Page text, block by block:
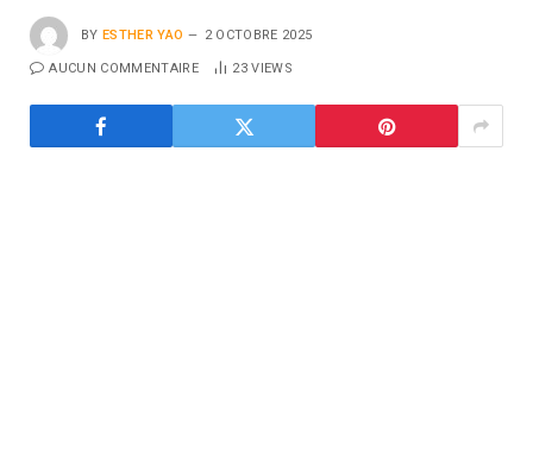
BY ESTHER YAO 2 OCTOBRE 2025
AUCUN COMMENTAIRE 23VIEWS